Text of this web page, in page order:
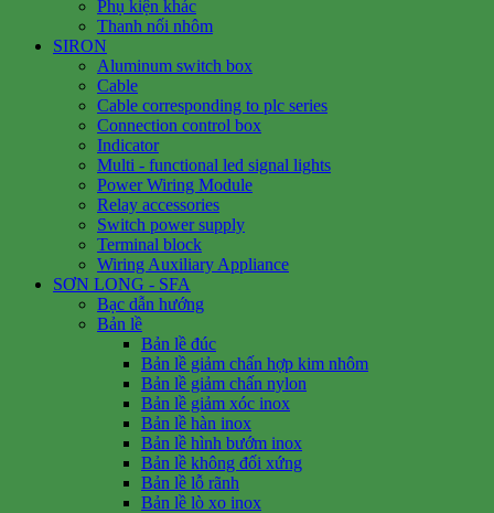
Phụ kiện khác
Thanh nối nhôm
SIRON
Aluminum switch box
Cable
Cable corresponding to plc series
Connection control box
Indicator
Multi - functional led signal lights
Power Wiring Module
Relay accessories
Switch power supply
Terminal block
Wiring Auxiliary Appliance
SƠN LONG - SFA
Bạc dẫn hướng
Bản lề
Bản lề đúc
Bản lề giảm chấn hợp kim nhôm
Bản lề giảm chấn nylon
Bản lề giảm xóc inox
Bản lề hàn inox
Bản lề hình bướm inox
Bản lề không đối xứng
Bản lề lỗ rãnh
Bản lề lò xo inox